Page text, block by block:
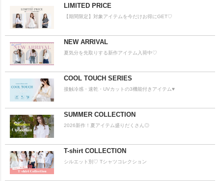
LIMITED PRICE
【期間限定】対象アイテムを今だけお得にGET♡
NEW ARRIVAL
夏気分を先取りする新作アイテム入荷中♡
COOL TOUCH SERIES
接触冷感・速乾・UVカットの3機能付きアイテム♥
SUMMER COLLECTION
2026新作！夏アイテム盛りだくさん◎
T-shirt COLLECTION
シルエット別♡ Tシャツコレクション